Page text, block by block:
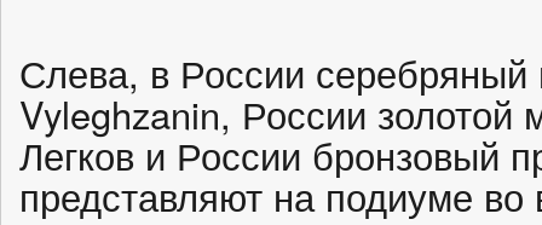
Слева, в России
Vyleghzanin, России золотой
Легков и России бронзовый
представляют на подиуме